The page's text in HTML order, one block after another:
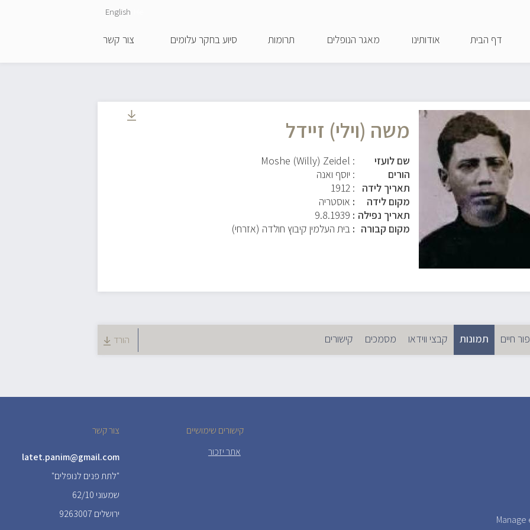
העיקרי
דף הבית אודותינו מאגר הנופלים תרומות סיוע בחקר עלומים צור קשר
English
משה (וילי) זיידל
שם לועזי
: Moshe (Willy) Zeidel
הורים
: יוסף ואנה
תאריך לידה
: 1912
מקום לידה
אוסטריה
תאריך נפילה
9.8.1939
מקום קבורה
בית העלמין קיבוץ חולדה (אזרחי)
חיים תמונות (לשונית פעילה)
קבצי ווידאו מסמכים קישורים הורד
צור קשר
latet.panim@gmail.com
"לתת פנים לנופלים"
שמעוני 62/10
ירושלים 9263007
קישורים שימושיים
אתר יזכור
Manage